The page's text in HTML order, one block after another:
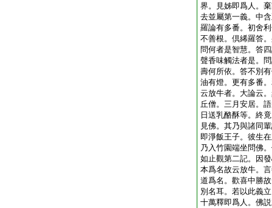
界。見姊即爲人。
去並屬第一義。中
羅論有多番。初舍
不善根。倶絺羅答
問何者是智慧。答
聲香味觸法者是。
壽何所依。答不別
油有燈。更有多番
云放牛者。大論云
丘僧。三月安居。
日送乳酪酥等。終
見佛。其乃與諸同
即淨飯王子。彼生
乃入竹園端坐問佛
如止觀第二記。因
本爲名故云放牛。
道爲名。歡喜中勝
別名耳。若以此義
十萬釋即爲人。佛